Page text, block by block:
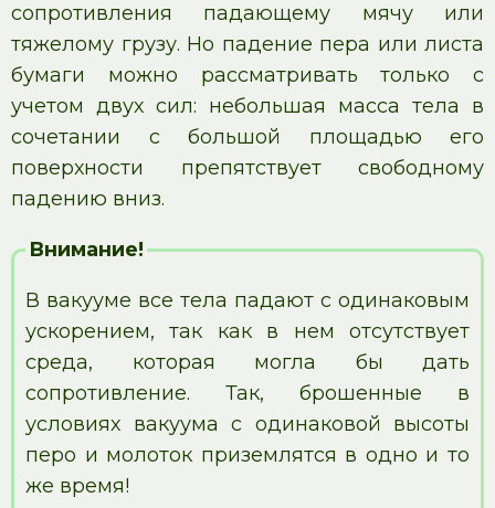
сопротивления падающему мячу или
тяжелому грузу. Но падение пера или листа
бумаги можно рассматривать только с
учетом двух сил: небольшая масса тела в
сочетании с большой площадью его
поверхности препятствует свободному
падению вниз.
Внимание!
В вакууме все тела падают с одинаковым
ускорением, так как в нем отсутствует
среда, которая могла бы дать
сопротивление. Так, брошенные в
условиях вакуума с одинаковой высоты
перо и молоток приземлятся в одно и то
же время!